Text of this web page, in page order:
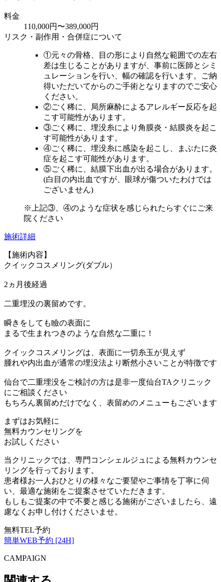
料金
110,000円〜389,000円
リスク・副作用・合併症について
①元々の骨格、目の形により自然な範囲での左右
差は生じることがありますが、事前に医師とシミ
ュレーションを行い、幅の確認を行います。ご納
得いただいてからのご手術となりますのでご安心
ください。
②ごく稀に、局所麻酔によるアレルギー反応を起
こす可能性があります。
③ごく稀に、埋没糸により角膜炎・結膜炎を起こ
す可能性があります。
④ごく稀に、埋没糸に感染を起こし、まぶたに炎
症を起こす可能性があります。
⑤ごく稀に、結膜下出血が出る場合があります。
(白目の内出血ですが、眼球が傷ついたわけでは
ございません)
※上記③、④のような症状を感じられたらすぐにご来
院ください
施術詳細
【施術内容】
クイックコスメリング(ダブル）
2ヵ月後経過
二重埋没の裏留めです。
瞬きをしても瞼の表面に
まるで生まれつきのような自然な二重に！
クイックコスメリングは、表面に一切糸玉が見えず
腫れや内出血が通常の埋没法より断然小さいことが特徴です
仙台で二重埋没をご検討の方は是非一度仙台TAクリニック
にご相談ください
もちろん裏留めだけでなく、表留めのメニューもございます
まずはお気軽に
無料カウンセリングを
お試しください
当クリニックでは、専門コンシェルジュによる無料カウンセ
リングを行っております。
患者様お一人おひとりの様々なご要望やご事情を丁寧に伺
い、最適な施術をご提案させていただきます。
もしもご提案の中で不要と感じる施術がございましたら、遠
慮なくお申し付けくださいませ。
無料TEL予約
簡単WEB予約 [24H]
CAMPAIGN